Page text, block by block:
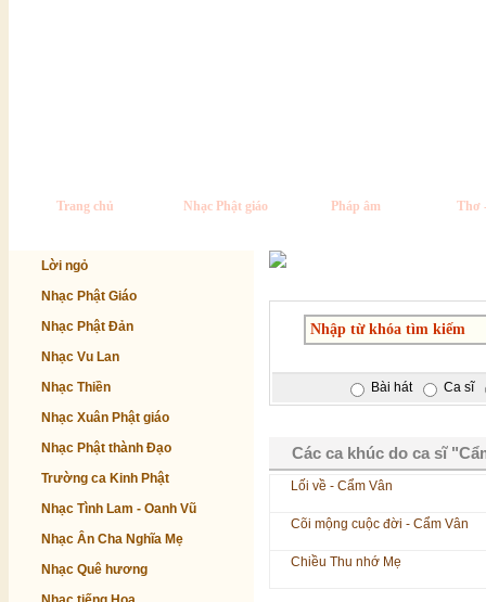
Trang chủ Nhạc Phật giáo Pháp âm Thơ
Lời ngỏ
Nhạc Phật Giáo
Nhạc Phật Đản
Nhạc Vu Lan
Nhạc Thiền
Nhạc Xuân Phật giáo
Nhạc Phật thành Đạo
Trường ca Kinh Phật
Nhạc Tình Lam - Oanh Vũ
Nhạc Ân Cha Nghĩa Mẹ
Nhạc Quê hương
Bài hát Ca sĩ
Các ca khúc do ca sĩ
Lối về - Cẩm Vân
Cõi mộng cuộc đời - Cẩm Vân
Chiều Thu nhớ Mẹ